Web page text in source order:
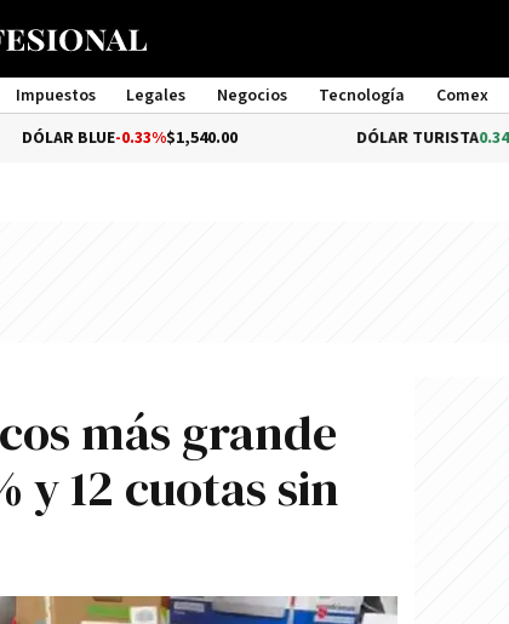
Impuestos Legales Negocios Tecnología
Comex
-0.33% $1,540.00 DÓLAR TURISTA0.34%$1,976.00
más grande
y 12 cuotas sin